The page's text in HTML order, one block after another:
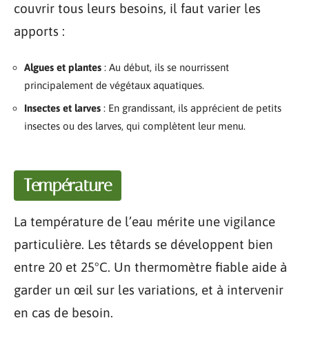
couvrir tous leurs besoins, il faut varier les
apports :
Algues et plantes : Au début, ils se nourrissent
principalement de végétaux aquatiques.
Insectes et larves : En grandissant, ils apprécient de petits
insectes ou des larves, qui complètent leur menu.
Température
La température de l’eau mérite une vigilance
particulière. Les têtards se développent bien
entre 20 et 25°C. Un thermomètre fiable aide à
garder un œil sur les variations, et à intervenir
en cas de besoin.